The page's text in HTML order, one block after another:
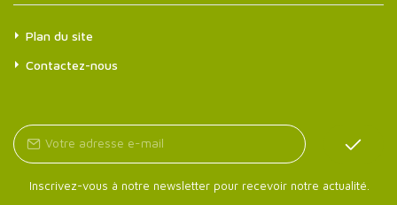
Plan du site
Contactez-nous
Inscrivez-vous à notre newsletter pour recevoir notre actualité.